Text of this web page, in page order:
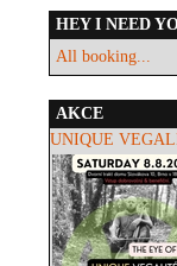
HEY I NEED
All booking...
AKCE
UNIQUE